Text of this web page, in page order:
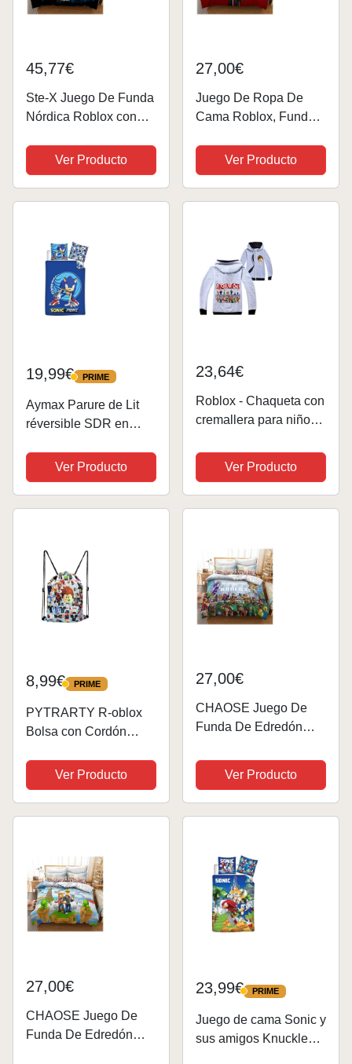
45,77€
Ste-X Juego De Funda
Nórdica Roblox con
A Juego 120 Hilos
Funda Protectora De
Edredón Garantizada
((220x...
Ver Producto
27,00€
Juego De Ropa De
Cama Roblox, Funda
Algodón, Suave Y
Cómoda, para Niños Y
Niñas (patrón 05,
Ver Producto
19,99€ PRIME
PRIME
Aymax Parure de Lit
réversible SDR en
cm x 200 cm
Ver Producto
23,64€
Roblox - Chaqueta con
cremallera para niños,
y manga larga para
niñas, camiseta de
algodón para otoño,
Ver Producto
8,99€ PRIME
PRIME
PYTRARTY R-oblox
Bolsa con Cordón
Mochilas con
Cordón，R-oblox
Bolsa Deporte
Ver Producto
27,00€
CHAOSE Juego De
Funda De Edredón
Roblox Juego De
Edredón De Microfibra
De 3 Piezas Funda De
Edredón Y 2 Fundas
Ver Producto
27,00€
CHAOSE Juego De
Funda De Edredón
23,99€ PRIME
PRIME
Juego de cama Sonic y
sus amigos Knuckles